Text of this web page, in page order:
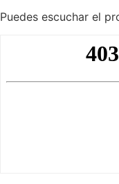
Puedes escuchar el